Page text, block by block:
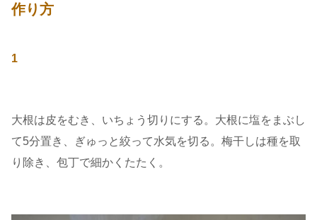
作り方
1
大根は皮をむき、いちょう切りにする。大根に塩をまぶし
て5分置き、ぎゅっと絞って水気を切る。梅干しは種を取
り除き、包丁で細かくたたく。